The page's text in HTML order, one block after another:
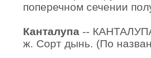
поперечном сечении
Канталупа -- КАНТАЛУПА
ж. Сорт дынь. (По